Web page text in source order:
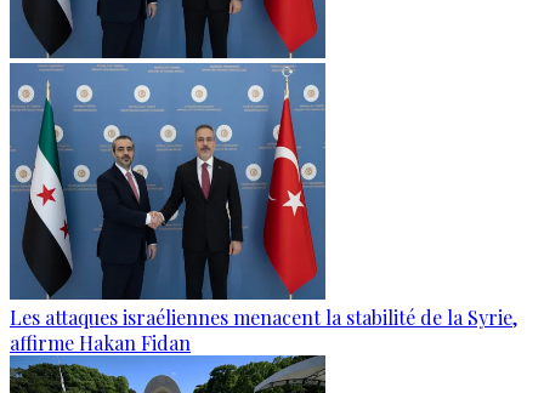
Les attaques israéliennes menacent la stabilité de la Syrie,
affirme Hakan Fidan